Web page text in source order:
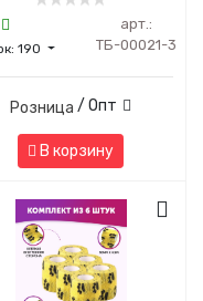
190
арт.:
ТБ-00021-3
Розница / Опт
В корзину